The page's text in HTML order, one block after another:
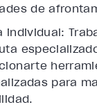
de
individual:
para